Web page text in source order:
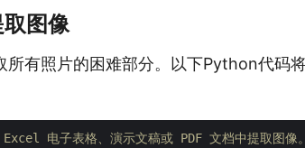
图像
有照片的困难部分。以下Python代码
电子表格、演示文稿或 PDF 文档中提取图像。